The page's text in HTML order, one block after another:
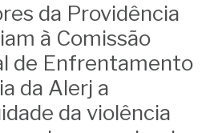
da Providência
à Comissão
de Enfrentamento
da Alerj a
da violência